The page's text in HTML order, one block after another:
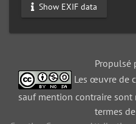
Show EXIF data
Propulsé
Les œuvre de
sauf mention contraire
termes